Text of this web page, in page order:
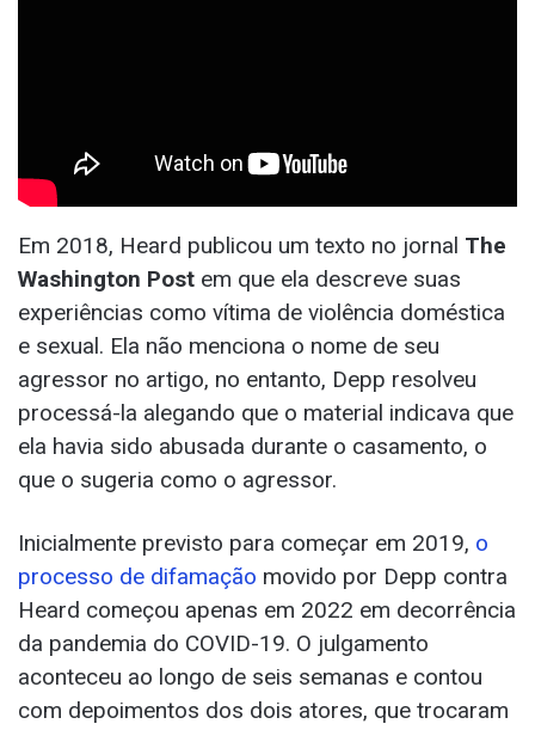
Em 2018, Heard publicou um texto no jornal The
Washington Post em que ela descreve suas
experiências como vítima de violência doméstica
e sexual. Ela não menciona o nome de seu
agressor no artigo, no entanto, Depp resolveu
processá-la alegando que o material indicava que
ela havia sido abusada durante o casamento, o
que o sugeria como o agressor.
Inicialmente previsto para começar em 2019, o
processo de difamação movido por Depp contra
Heard começou apenas em 2022 em decorrência
da pandemia do COVID-19. O julgamento
aconteceu ao longo de seis semanas e contou
com depoimentos dos dois atores, que trocaram